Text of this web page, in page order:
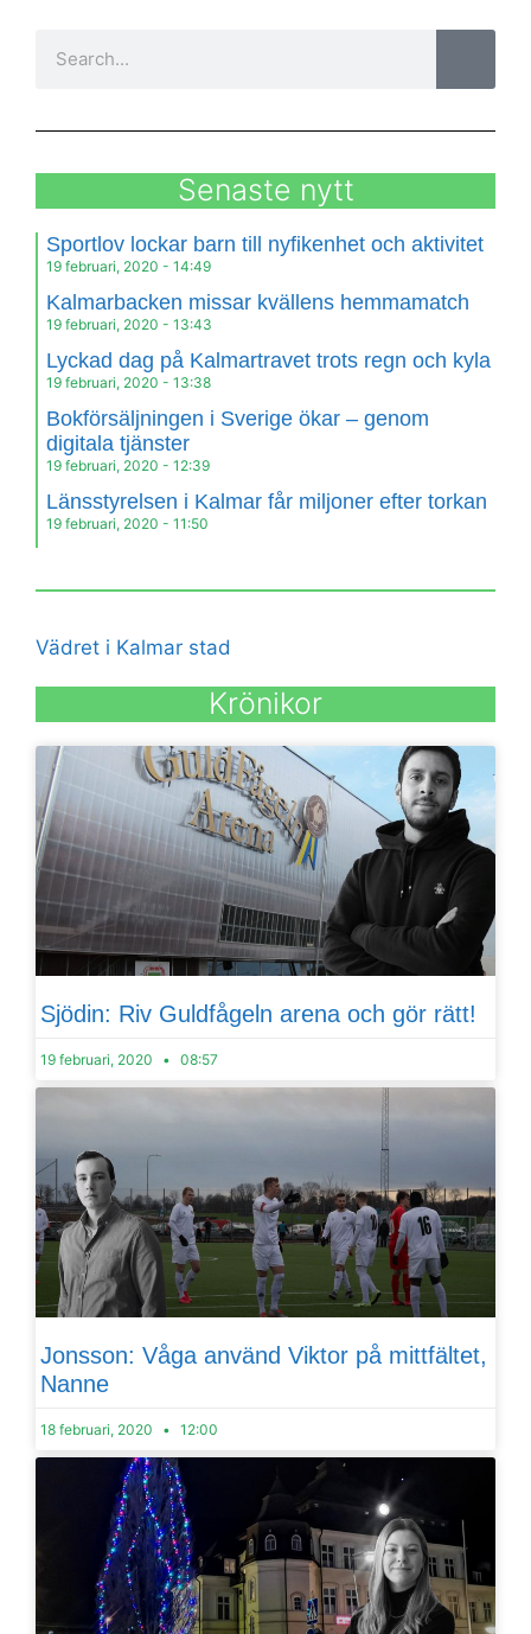
Senaste nytt
Sportlov lockar barn till nyfikenhet och aktivitet
19 februari, 2020 14:49
Kalmarbacken missar kvällens hemmamatch
19 februari, 2020 13:43
Lyckad dag på Kalmartravet trots regn och kyla
19 februari, 2020 13:38
Bokförsäljningen i Sverige ökar – genom
digitala tjänster
19 februari, 2020 12:39
Länsstyrelsen i Kalmar får miljoner efter torkan
19 februari, 2020 11:50
Vädret i Kalmar stad
Krönikor
Sjödin: Riv Guldfågeln arena och gör rätt!
19 februari, 2020 08:57
Jonsson: Våga använd Viktor på mittfältet,
Nanne
18 februari, 2020 12:00